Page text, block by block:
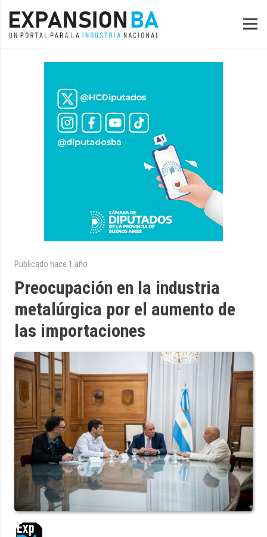
Publicado hace 1 año
Preocupación en la industria
metalúrgica por el aumento de
las importaciones